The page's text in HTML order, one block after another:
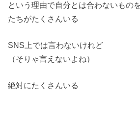
という理由で自分とは合わないもの
たちがたくさんいる
SNS上では言わないけれど
（そりゃ言えないよね）
絶対にたくさんいる